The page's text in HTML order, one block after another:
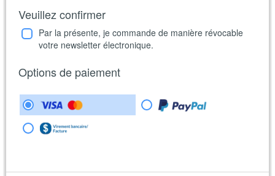
Veuillez confirmer
Par la présente, je commande de manière révocable
votre newsletter électronique.
Options de paiement